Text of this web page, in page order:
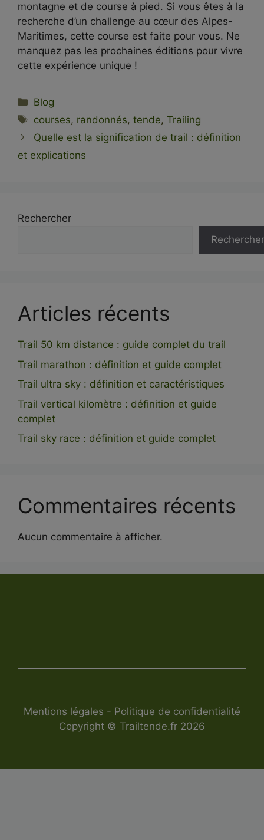
montagne et de course à pied. Si vous êtes à la
recherche d’un challenge au cœur des Alpes-
Maritimes, cette course est faite pour vous. Ne
manquez pas les prochaines éditions pour vivre
cette expérience unique !
Catégories
Blog
Étiquettes
courses, randonnés,tende, Trailing
Quelle est la signification de trail : définition
et explications
Rechercher
Rechercher
Articles récents
Trail 50 km distance : guide complet du trail
Trail marathon : définition et guide complet
Trail ultra sky : définition et caractéristiques
Trail vertical kilomètre : définition et guide
complet
Trail sky race : définition et guide complet
Commentaires récents
Aucun commentaire à afficher.
Copyright © Trailtende.fr 2026
Mentions légales - Politique de confidentialité